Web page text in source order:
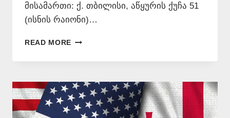
მისამართი: ქ. თბილისი, აწყურის ქუჩა 51
(ისნის რაიონი)…
READ MORE ᲜᲝᲢᲐᲠᲘᲣᲚᲘ
–
577546577